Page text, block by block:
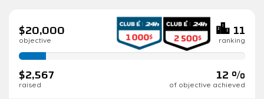
$20,000
objective 11
ranking
$2,567
raised 12 %
of objective achieved